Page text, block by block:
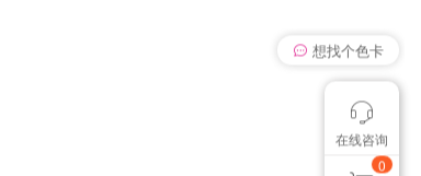
我有个想法
想找个色卡
颜色管控讨论
在线咨询
0